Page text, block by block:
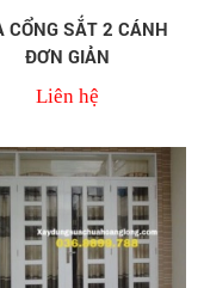
CỔNG SẮT 2 CÁNH
ĐƠN GIẢN
Liên hệ